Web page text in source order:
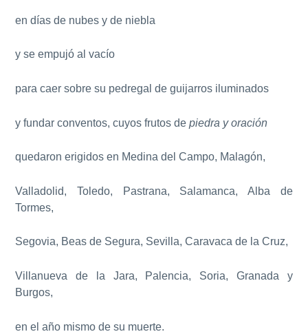
en días de nubes y de niebla
y se empujó al vacío
para caer sobre su pedregal de guijarros iluminados
y fundar conventos, cuyos frutos depiedra y oración
quedaron erigidos en Medina del Campo, Malagón,
Valladolid, Toledo, Pastrana, Salamanca, Alba de
Tormes,
Segovia, Beas de Segura, Sevilla, Caravaca de la Cruz,
Villanueva de la Jara, Palencia, Soria, Granada y
Burgos,
en el año mismo de su muerte.